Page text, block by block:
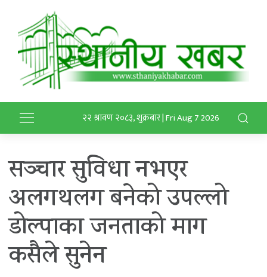
२२ श्रावण २०८३, शुक्रबार | Fri Aug 7 2026
सञ्चार सुविधा नभएर
अलगथलग बनेको उपल्लो
डोल्पाका जनताको माग
कसैले सुनेन